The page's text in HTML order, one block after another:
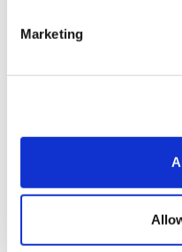
Marketing
Besuchen Sie die